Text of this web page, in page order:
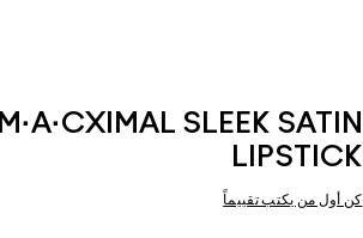
M·A·CXIMAL SLEEK SATIN
LIPSTICK
كن أول من يكتب تقييماً